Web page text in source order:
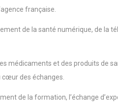
française.
de la santé numérique, de la
médicaments et des produits de
des échanges.
de la formation, l’échange